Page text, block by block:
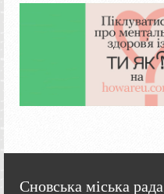
Сновська міська рада